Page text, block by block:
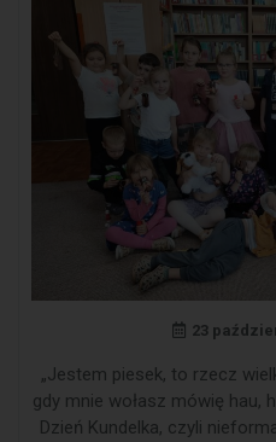
23
„Jestem piesek, to rzecz
gdy mnie wołasz mówię hau,
Dzień Kundelka, czyli